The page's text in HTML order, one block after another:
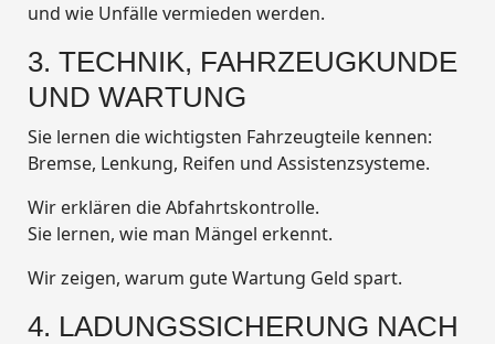
und wie Unfälle vermieden werden.
3. TECHNIK, FAHRZEUGKUNDE
UND WARTUNG
Sie lernen die wichtigsten Fahrzeugteile kennen:
Bremse, Lenkung, Reifen und Assistenzsysteme.
Wir erklären die Abfahrtskontrolle.
Sie lernen, wie man Mängel erkennt.
Wir zeigen, warum gute Wartung Geld spart.
4. LADUNGSSICHERUNG NACH